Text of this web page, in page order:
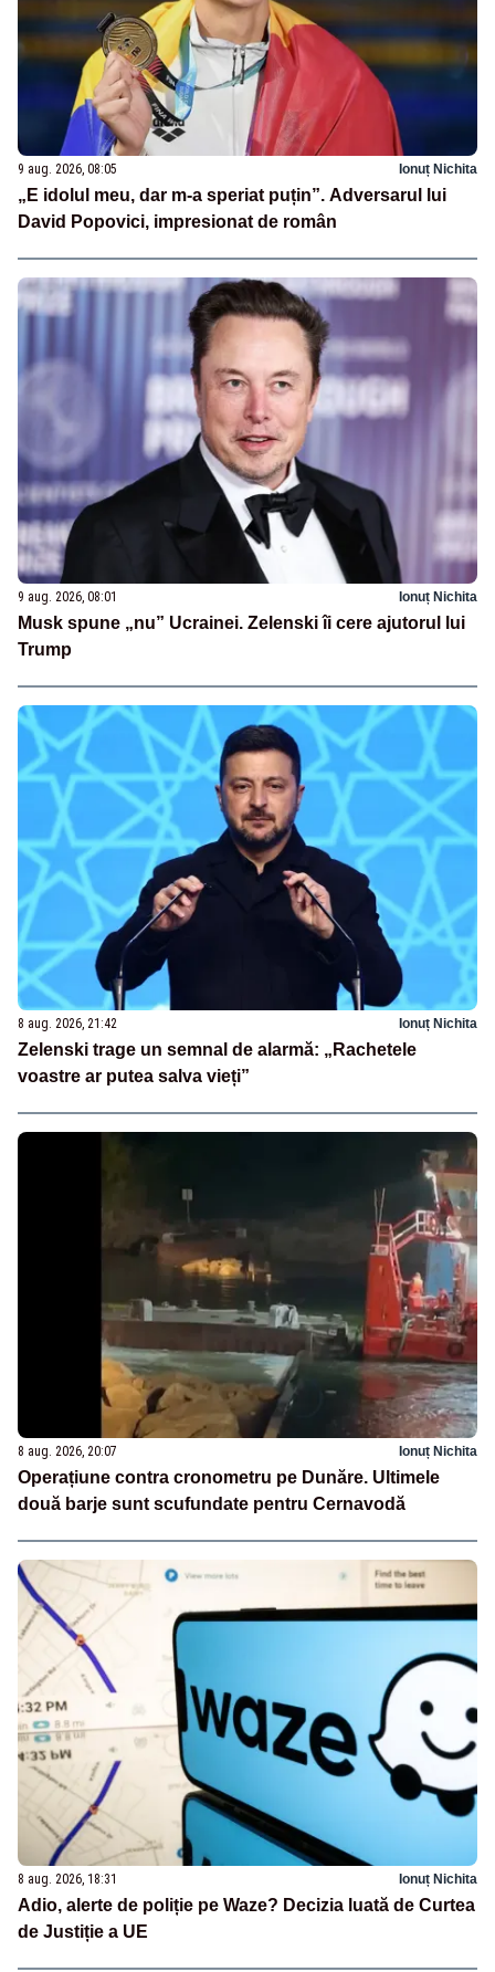
9 aug. 2026, 08:05 Ionuț Nichita
„E idolul meu, dar m-a speriat puțin”. Adversarul lui
David Popovici, impresionat de român
9 aug. 2026, 08:01 Ionuț Nichita
Musk spune „nu” Ucrainei. Zelenski îi cere ajutorul lui
Trump
8 aug. 2026, 21:42 Ionuț Nichita
Zelenski trage un semnal de alarmă: „Rachetele
voastre ar putea salva vieți”
8 aug. 2026, 20:07 Ionuț Nichita
Operațiune contra cronometru pe Dunăre. Ultimele
două barje sunt scufundate pentru Cernavodă
8 aug. 2026, 18:31 Ionuț Nichita
Adio, alerte de poliție pe Waze? Decizia luată de Curtea
de Justiție a UE